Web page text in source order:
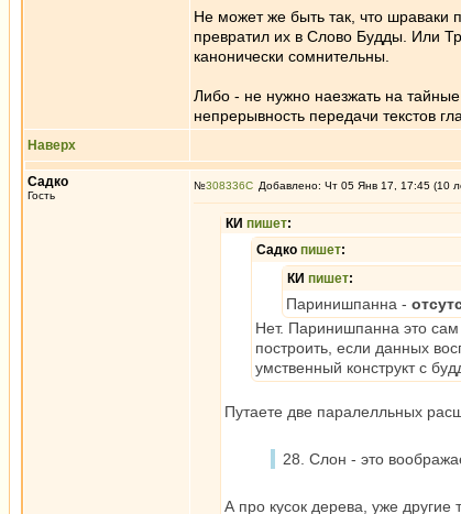
Не может же быть так, что шраваки
превратил их в Слово Будды. Или
канонически сомнительны.
Либо - не нужно наезжать на
непрерывность передачи текстов
Наверх
Садко
Гость
№308336 Добавлено: Чт 05 Янв 17, 17:45 (10
КИ пишет:
Садко пишет:
КИ пишет:
Паринишпанна -
Нет. Паринишпанна это сам
построить, если данных
умственный конструкт с
Путаете две паралелльных
28. Слон - это
А про кусок дерева, уже